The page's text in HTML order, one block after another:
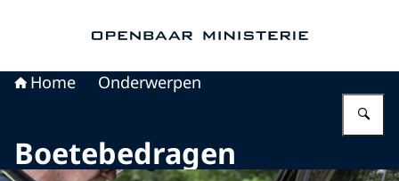
Home Onderwerpen
Boetebedragen